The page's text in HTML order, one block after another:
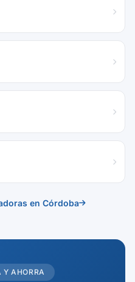
en Córdoba
Y AHORRA